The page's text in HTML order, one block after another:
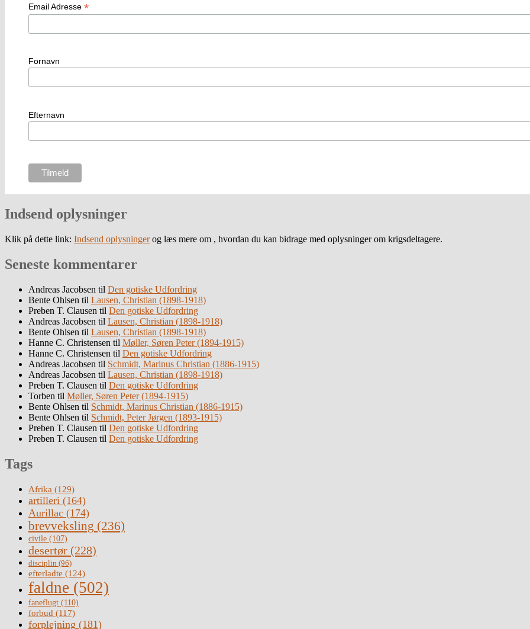
Email Adresse *
Fornavn
Efternavn
Indsend oplysninger
Klik på dette link: Indsend oplysningerog læs mere om , hvordan du kan bidrage med oplysninger om krigsdeltagere.
Seneste kommentarer
Andreas Jacobsen til Den gotiske Udfordring
Bente Ohlsen til Lausen, Christian (1898-1918)
Preben T. Clausen til Den gotiske Udfordring
Andreas Jacobsen til Lausen, Christian (1898-1918)
Bente Ohlsen til Lausen, Christian (1898-1918)
Hanne C. Christensen til Møller, Søren Peter (1894-1915)
Hanne C. Christensen til Den gotiske Udfordring
Andreas Jacobsen til Schmidt, Marinus Christian (1886-1915)
Andreas Jacobsen til Lausen, Christian (1898-1918)
Preben T. Clausen til Den gotiske Udfordring
Torben til Møller, Søren Peter (1894-1915)
Bente Ohlsen til Schmidt, Marinus Christian (1886-1915)
Bente Ohlsen til Schmidt, Peter Jørgen (1893-1915)
Preben T. Clausen til Den gotiske Udfordring
Preben T. Clausen til Den gotiske Udfordring
Tags
Afrika (129)
artilleri (164)
Aurillac (174)
brevveksling (236)
civile (107)
desertør (228)
disciplin (96)
efterladte (124)
faldne (502)
faneflugt (110)
forbud (117)
forplejning (181)